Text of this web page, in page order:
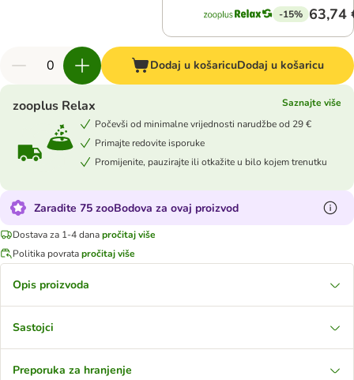
-15% 63,74
Dodaj u košaricuDodaj u košaricu
zooplus Relax
Saznajte više
Počevši od minimalne vrijednosti narudžbe od 29 €
Primajte redovite isporuke
Promijenite, pauzirajte ili otkažite u bilo kojem trenutku
Zaradite 75 zooBodova za ovaj proizvod
Dostava za 1-4 danapročitaj više
Politika povratapročitaj više
Opis proizvoda
Sastojci
Preporuka za hranjenje